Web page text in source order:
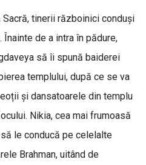
tinerii războinici conduși
de a intra în pădure,
să îi spună baiderei
templului, după ce se va
și dansatoarele din templu
Nikia, cea mai frumoasă
le conducă pe celelalte
Brahman, uitând de